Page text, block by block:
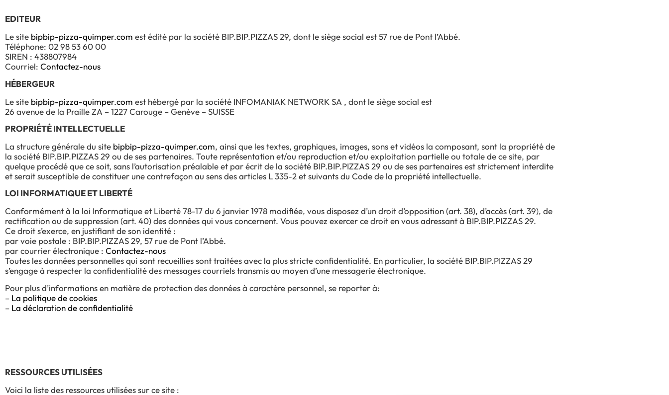
EDITEUR
Le site bipbip-pizza-quimper.com est édité par la société BIP.BIP.PIZZAS 29, dont le siège social est 57 rue de Pont l’Abbé.
Téléphone: 02 98 53 60 00
SIREN : 438807984
Courriel: Contactez-nous
HÉBERGEUR
Le site bipbip-pizza-quimper.com est hébergé par la société INFOMANIAK NETWORK SA , dont le siège social est
26 avenue de la Praille ZA – 1227 Carouge – Genève – SUISSE
PROPRIÉTÉ INTELLECTUELLE
La structure générale du site bipbip-pizza-quimper.com, ainsi que les textes, graphiques, images, sons et vidéos la composant, sont la propriété de
la société BIP.BIP.PIZZAS 29 ou de ses partenaires. Toute représentation et/ou reproduction et/ou exploitation partielle ou totale de ce site, par
quelque procédé que ce soit, sans l’autorisation préalable et par écrit de la société BIP.BIP.PIZZAS 29 ou de ses partenaires est strictement interdite
et serait susceptible de constituer une contrefaçon au sens des articles L 335-2 et suivants du Code de la propriété intellectuelle.
LOI INFORMATIQUE ET LIBERTÉ
Conformément à la loi Informatique et Liberté 78-17 du 6 janvier 1978 modifiée, vous disposez d’un droit d’opposition (art. 38), d’accès (art. 39), de
rectification ou de suppression (art. 40) des données qui vous concernent. Vous pouvez exercer ce droit en vous adressant à BIP.BIP.PIZZAS 29.
Ce droit s’exerce, en justifiant de son identité :
par voie postale : BIP.BIP.PIZZAS 29, 57 rue de Pont l’Abbé.
par courrier électronique : Contactez-nous
Toutes les données personnelles qui sont recueillies sont traitées avec la plus stricte confidentialité. En particulier, la société BIP.BIP.PIZZAS 29
s’engage à respecter la confidentialité des messages courriels transmis au moyen d’une messagerie électronique.
Pour plus d’informations en matière de protection des données à caractère personnel, se reporter à:
– La politique de cookies
– La déclaration de confidentialité
RESSOURCES UTILISÉES
Voici la liste des ressources utilisées sur ce site :